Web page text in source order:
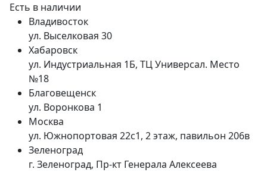
Есть в наличии
Владивосток
ул. Выселковая 30
Хабаровск
ул. Индустриальная 1Б, ТЦ Универсал. Место
№18
Благовещенск
ул. Воронкова 1
Москва
ул. Южнопортовая 22с1, 2 этаж, павильон 206в
Зеленоград
г. Зеленоград, Пр-кт Генерала Алексеева